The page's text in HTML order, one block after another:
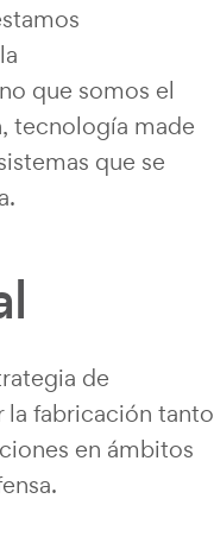
que somos el
tecnología made
que se
de
la fabricación tanto
en ámbitos